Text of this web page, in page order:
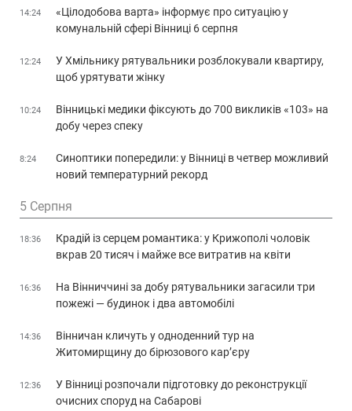
14:24
«Цілодобова варта» інформує про ситуацію у
комунальній сфері Вінниці 6 серпня
12:24
У Хмільнику рятувальники розблокували квартиру,
щоб урятувати жінку
10:24
Вінницькі медики фіксують до 700 викликів «103» на
добу через спеку
8:24
Синоптики попередили: у Вінниці в четвер можливий
новий температурний рекорд
5 Серпня
18:36
Крадій із серцем романтика: у Крижополі чоловік
вкрав 20 тисяч і майже все витратив на квіти
16:36
На Вінниччині за добу рятувальники загасили три
пожежі — будинок і два автомобілі
14:36
Вінничан кличуть у одноденний тур на
Житомирщину до бірюзового кар’єру
12:36
У Вінниці розпочали підготовку до реконструкції
очисних споруд на Сабарові